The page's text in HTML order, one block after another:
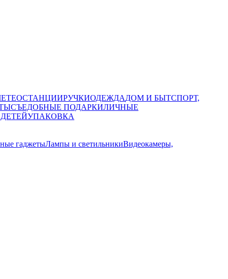
РУЧКИОДЕЖДАДОМ И БЫТСПОРТ,
СЪЕДОБНЫЕ ПОДАРКИЛИЧНЫЕ
УПАКОВКА
гаджетыЛампы и светильникиВидеокамеры,